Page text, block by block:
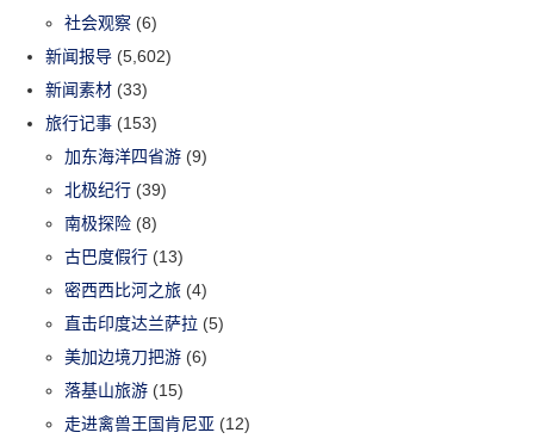
社会观察 (6)
新闻报导 (5,602)
新闻素材 (33)
旅行记事 (153)
加东海洋四省游 (9)
北极纪行 (39)
南极探险 (8)
古巴度假行 (13)
密西西比河之旅 (4)
直击印度达兰萨拉 (5)
美加边境刀把游 (6)
落基山旅游 (15)
走进禽兽王国肯尼亚 (12)